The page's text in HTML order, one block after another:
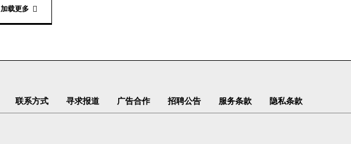
加载更多
联系方式 寻求报道 广告合作 招聘公告 服务条款 隐私条款